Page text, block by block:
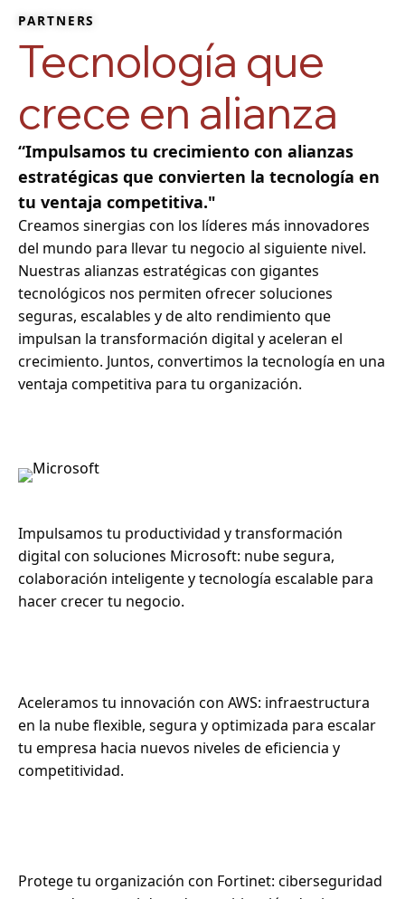
implementación al uso efectivo:
acompañamos tu adopción digital
Durante más de una década,
PARTNERS
Tecnología que
crece en alianza
“Impulsamos tu crecimiento con alianzas
estratégicas que convierten la tecnología en
tu ventaja competitiva."
Creamos sinergias con los líderes más innovadores
del mundo para llevar tu negocio al siguiente nivel.
Nuestras alianzas estratégicas con gigantes
tecnológicos nos permiten ofrecer soluciones
seguras, escalables y de alto rendimiento que
impulsan la transformación digital y aceleran el
crecimiento. Juntos, convertimos la tecnología en una
ventaja competitiva para tu organización.
Impulsamos tu productividad y transformación
digital con soluciones Microsoft: nube segura,
colaboración inteligente y tecnología escalable para
hacer crecer tu negocio.
Aceleramos tu innovación con AWS: infraestructura
en la nube flexible, segura y optimizada para escalar
tu empresa hacia nuevos niveles de eficiencia y
competitividad.
Protege tu organización con Fortinet: ciberseguridad